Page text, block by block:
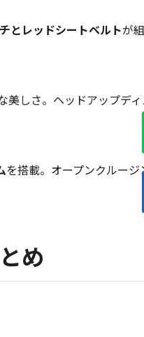
とレッドシートベルトが
美しさ。ヘッドアップデ
を搭載。オープンクルー
め